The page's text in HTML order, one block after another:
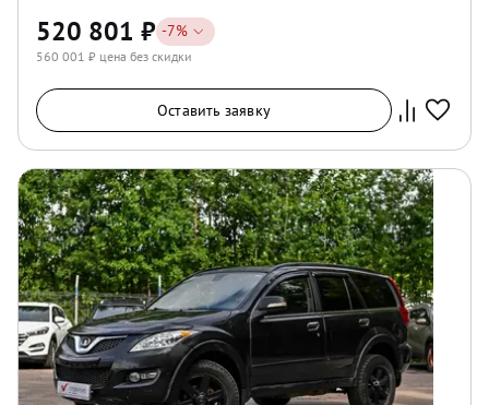
520 801 ₽ -7%
560 001 ₽ цена без скидки
Оставить заявку